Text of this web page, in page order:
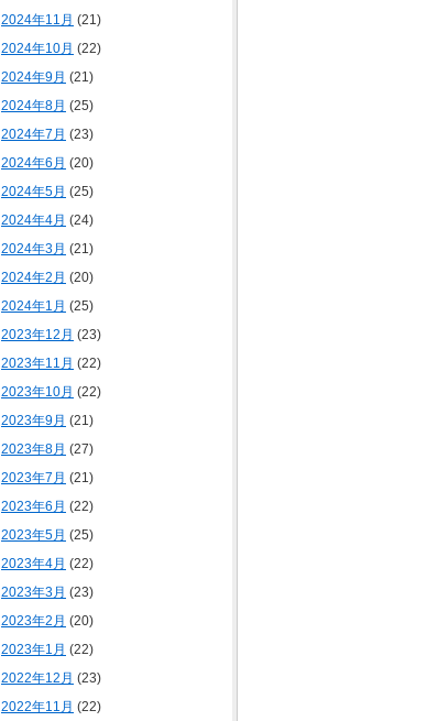
2024年11月 (21)
2024年10月 (22)
2024年9月 (21)
2024年8月 (25)
2024年7月 (23)
2024年6月 (20)
2024年5月 (25)
2024年4月 (24)
2024年3月 (21)
2024年2月 (20)
2024年1月 (25)
2023年12月 (23)
2023年11月 (22)
2023年10月 (22)
2023年9月 (21)
2023年8月 (27)
2023年7月 (21)
2023年6月 (22)
2023年5月 (25)
2023年4月 (22)
2023年3月 (23)
2023年2月 (20)
2023年1月 (22)
2022年12月 (23)
2022年11月 (22)